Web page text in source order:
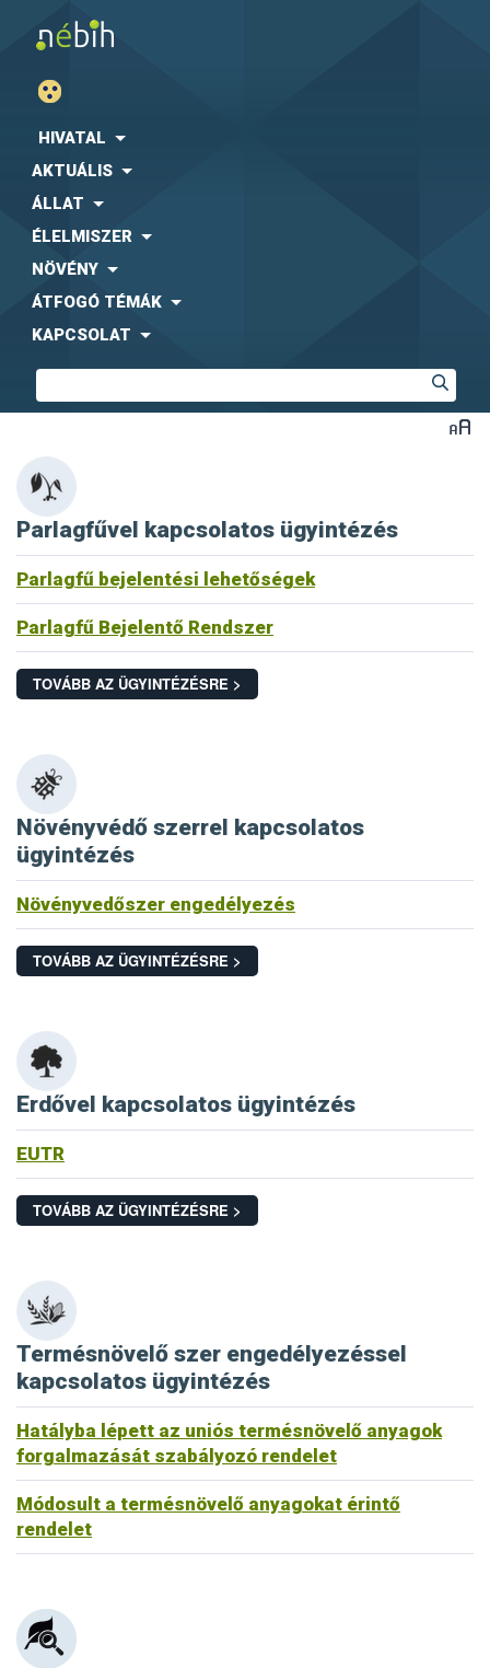
HIVATAL
AKTUÁLIS
ÁLLAT
ÉLELMISZER
NÖVÉNY
ÁTFOGÓ TÉMÁK
KAPCSOLAT
Parlagfűvel kapcsolatos ügyintézés
Parlagfű bejelentési lehetőségek
Parlagfű Bejelentő Rendszer
TOVÁBB AZ ÜGYINTÉZÉSRE >
Növényvédő szerrel kapcsolatos
ügyintézés
Növényvedőszer engedélyezés
TOVÁBB AZ ÜGYINTÉZÉSRE >
Erdővel kapcsolatos ügyintézés
EUTR
TOVÁBB AZ ÜGYINTÉZÉSRE >
Termésnövelő szer engedélyezéssel
kapcsolatos ügyintézés
Hatályba lépett az uniós termésnövelő anyagok
forgalmazását szabályozó rendelet
Módosult a termésnövelő anyagokat érintő
rendelet